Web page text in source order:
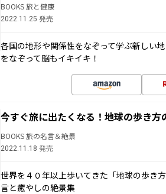
BOOKS 旅と健康
2022.11.25 発売
各国の地形や関係性をなぞって学ぶ新しい
をなぞって脳もイキイキ！
今すぐ旅に出たくなる！地球の歩き方
BOOKS 旅の名言＆絶景
2022.11.18 発売
世界を４０年以上歩いてきた「地球の歩き
言と癒やしの絶景集